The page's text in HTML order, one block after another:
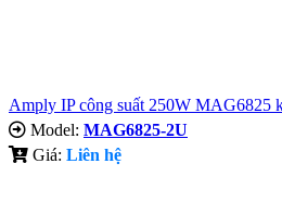
Amply IP công suất 250W MAG6825
Model: MAG6825-2U
Giá: Liên hệ